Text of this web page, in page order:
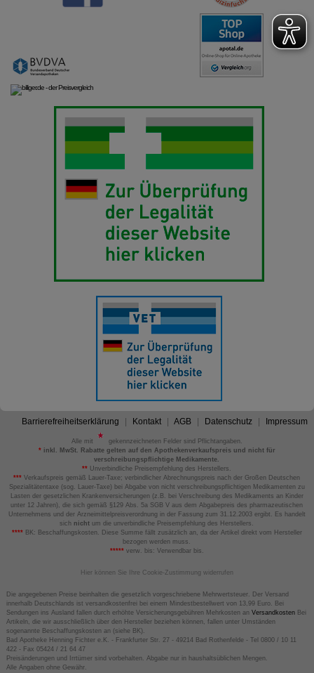
Barrierefreiheitserklärung Kontakt AGB Datenschutz Impressum
Alle mit
gekennzeichneten Felder sind Pflichtangaben.
*inkl. MwSt. Rabatte gelten auf den Apothekenverkaufspreis und nicht für
verschreibungspflichtige Medikamente.
** Unverbindliche Preisempfehlung des Herstellers.
*** Verkaufspreis gemäß Lauer-Taxe; verbindlicher Abrechnungspreis nach der Großen Deutschen
Spezialitätentaxe (sog. Lauer-Taxe) bei Abgabe von nicht verschreibungspflichtigen Medikamenten zu
Lasten der gesetzlichen Krankenversicherungen (z.B. bei Verschreibung des Medikaments an Kinder
unter 12 Jahren), die sich gemäß §129 Abs. 5a SGB V aus dem Abgabepreis des pharmazeutischen
Unternehmens und der Arzneimittelpreisverordnung in der Fassung zum 31.12.2003 ergibt. Es handelt
sich nicht um die unverbindliche Preisempfehlung des Herstellers.
****BK: Beschaffungskosten. Diese Summe fällt zusätzlich an, da der Artikel direkt vom Hersteller
bezogen werden muss.
*****verw. bis: Verwendbar bis.
Hier können Sie Ihre Cookie-Zustimmung widerrufen
Die angegebenen Preise beinhalten die gesetzlich vorgeschriebene Mehrwertsteuer. Der Versand
innerhalb Deutschlands ist versandkostenfrei bei einem Mindestbestellwert von 13,99 Euro. Bei
Sendungen ins Ausland fallen durch erhöhte Versicherungsgebühren Mehrkosten an VersandkostenBei
Artikeln, die wir ausschließlich über den Hersteller beziehen können, fallen unter Umständen
sogenannte Beschaffungskosten an (siehe BK).
Bad Apotheke Henning Fichter e.K. - Frankfurter Str. 27 - 49214 Bad Rothenfelde - Tel 0800 / 10 11
422 - Fax 05424 / 21 64 47
Preisänderungen und Irrtümer sind vorbehalten. Abgabe nur in haushaltsüblichen Mengen.
Alle Angaben ohne Gewähr.